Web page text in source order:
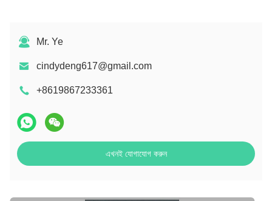
Mr. Ye
cindydeng617@gmail.com
+8619867233361
এখনই যোগাযোগ করুন